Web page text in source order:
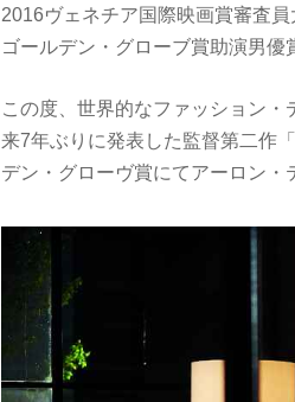
2016ヴェネチア国際映画賞審査員
ゴールデン・グローブ賞助演男優
この度、世界的なファッション
来7年ぶりに発表した監督第二作
デン・グローヴ賞にてアーロン・